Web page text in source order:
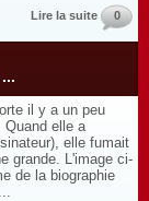
Lire la suite 0
il y a un peu
Quand elle a
elle fumait
grande. L'image ci-
de la biographie